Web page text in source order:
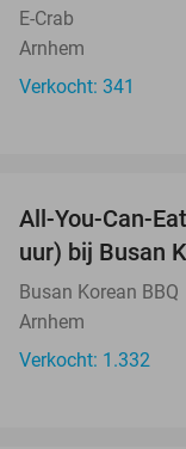
E-Crab
Arnhem
Verkocht: 341
All-You-Can-
uur) bij Busan
Busan Korean BBQ
Arnhem
Verkocht: 1.332